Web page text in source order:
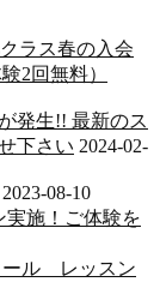
ラス春の入会
2回無料）
発生!! 最新のス
下さい 2024-02-
2023-08-10
実施！ご体験を
ール レッスン